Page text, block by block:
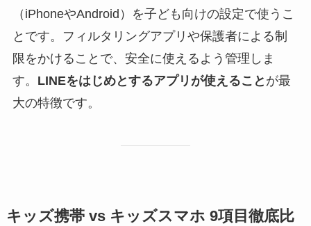
（iPhoneやAndroid）を子ども向けの設定で使うこ
とです。フィルタリングアプリや保護者による制
限をかけることで、安全に使えるよう管理しま
す。 LINEをはじめとするアプリが使えること が最
大の特徴です。
キッズ携帯 vs キッズスマホ 9項目徹底比